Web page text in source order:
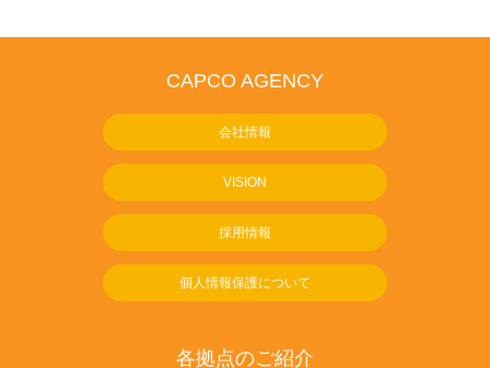
CAPCO AGENCY
会社情報
VISION
採用情報
個人情報保護について
各拠点のご紹介